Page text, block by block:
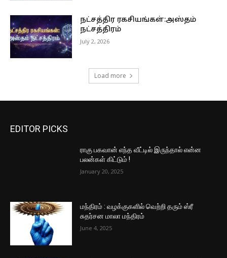
நட்சத்திர ரகசியங்கள்:அஸ்தம்
நட்சத்திரம்
July 2, 2026
Load more
EDITOR PICKS
ராகு பகவான் எந்த வீட்டில் இருந்தால் என்ன
பலன்கள் கிட்டும் !
January 20, 2025
மந்திரம் : வழக்குகளில் வெற்றி தரும் ஸ்ரீ
சுதர்சன மாலா மந்திரம்
June 4, 2025